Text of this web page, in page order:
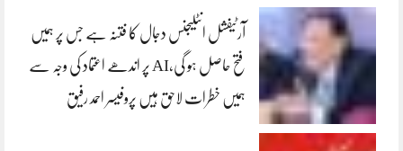
آرٹیفشل انٹلیجنس دجال کا فتنہ ہے جس پر ہمیں
فتح حاصل ہو گی،AI پر اندھے اعتماد کی وجہ سے
ہمیں خطرات لاحق ہیں پروفیسر احمد رفیق